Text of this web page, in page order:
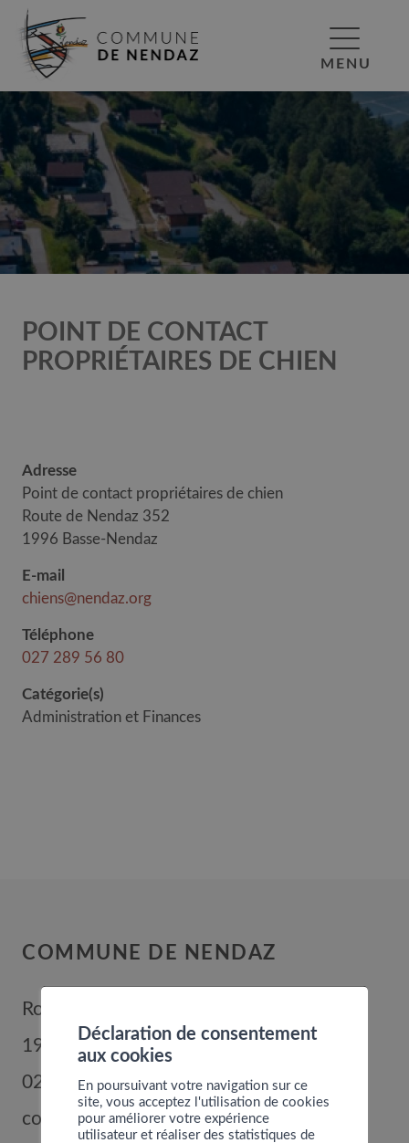
MENU
POINT DE CONTACT
PROPRIÉTAIRES DE CHIEN
Adresse
Point de contact propriétaires de chien
Route de Nendaz 352
1996 Basse-Nendaz
E-mail
chiens@nendaz.org
Téléphone
027 289 56 80
Catégorie(s)
Administration et Finances
COMMUNE DE NENDAZ
Route de Nendaz 352
1996
Basse-Nendaz
027 289 56 00
commune@nendaz.org
Déclaration de consentement
aux cookies
En poursuivant votre navigation sur ce
site, vous acceptez l'utilisation de cookies
pour améliorer votre expérience
utilisateur et réaliser des statistiques de